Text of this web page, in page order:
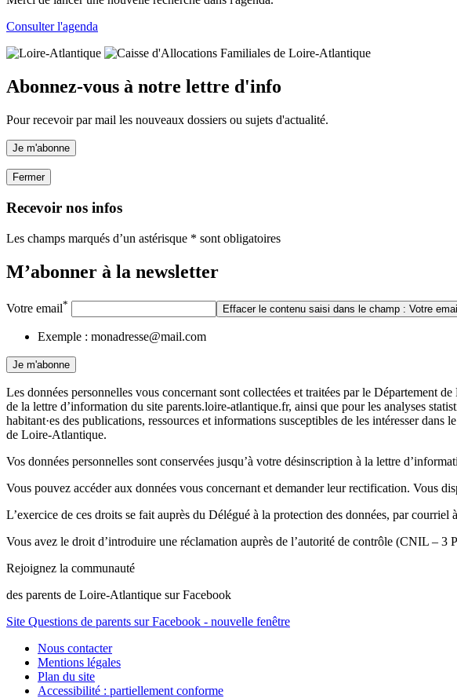
Consulter l'agenda
Abonnez-vous à notre lettre d'info
Pour recevoir par mail les nouveaux dossiers ou sujets d'actualité.
Je m'abonne
Fermer
Recevoir nos infos
Les champs marqués d’un astérisque * sont obligatoires
M’abonner à la newsletter
Votre email* Effacer le contenu saisi dans le champ : Votre email
Exemple : monadresse@mail.com
Je m'abonne
Les données personnelles vous concernant sont collectées et traitées par le Département
de la lettre d’information du site parents.loire-atlantique.fr, ainsi que pour les analyses
habitant·es des publications, ressources et informations susceptibles de les intéresser
de Loire-Atlantique.
Vos données personnelles sont conservées jusqu’à votre désinscription à la lettre
Vous pouvez accéder aux données vous concernant et demander leur rectification. Vous
L’exercice de ces droits se fait auprès du Délégué à la protection des données, par courriel à
Vous avez le droit d’introduire une réclamation auprès de l’autorité de contrôle (CNIL –
Rejoignez la communauté
des parents de Loire-Atlantique sur Facebook
Site Questions de parents sur Facebook - nouvelle fenêtre
Nous contacter
Mentions légales
Plan du site
Accessibilité : partiellement conforme